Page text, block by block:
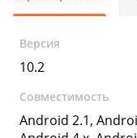
Версия
10.2
Совместимость
Android 2.1,